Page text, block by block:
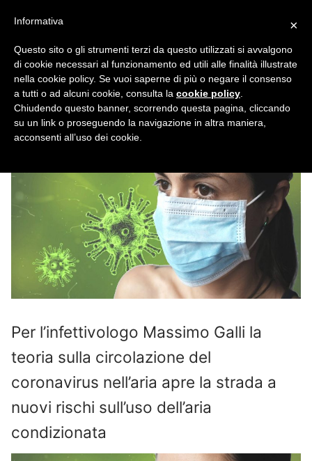
contenuto
Virus nell’aria, nuova teoria sui
condizionatori.
NICOLA CARTURA 10 LUGLIO 2020
Per l’infettivologo Massimo Galli la
teoria sulla circolazione del
coronavirus nell’aria apre la strada a
nuovi rischi sull’uso dell’aria
condizionata
×
Informativa
Questo sito o gli strumenti terzi da questo utilizzati si avvalgono
di cookie necessari al funzionamento ed utili alle finalità illustrate
nella cookie policy. Se vuoi saperne di più o negare il consenso
a tutti o ad alcuni cookie, consulta la cookie policy
Chiudendo questo banner, scorrendo questa pagina, cliccando
su un link o proseguendo la navigazione in altra maniera,
acconsenti all’uso dei cookie.